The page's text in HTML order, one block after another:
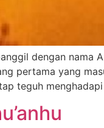
dengan
pertama yang
teguh